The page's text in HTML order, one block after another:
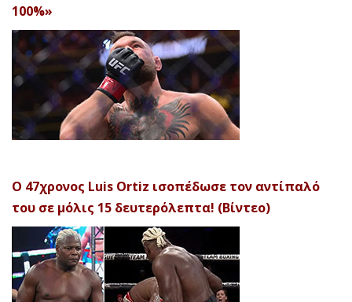
100%»
Ο 47χρονος Luis Ortiz ισοπέδωσε τον αντίπαλό
του σε μόλις 15 δευτερόλεπτα! (Βίντεο)